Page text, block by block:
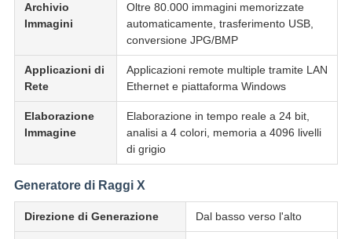
Archivio
Immagini
Oltre 80.000 immagini memorizzate
automaticamente, trasferimento USB,
conversione JPG/BMP
Applicazioni di
Rete
Applicazioni remote multiple tramite LAN
Ethernet e piattaforma Windows
Elaborazione
Immagine
Elaborazione in tempo reale a 24 bit,
analisi a 4 colori, memoria a 4096 livelli
di grigio
Generatore di Raggi X
Direzione di Generazione Dal basso verso l'alto